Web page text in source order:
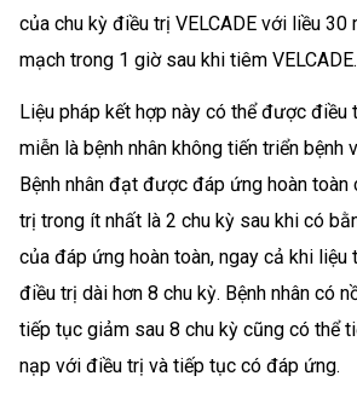
của chu kỳ điều trị VELCADE với liều
mạch trong 1 giờ sau khi tiêm VELCADE.
Liệu pháp kết hợp này có thể được điều
miễn là bệnh nhân không tiến triển bệnh
Bệnh nhân đạt được đáp ứng hoàn
trị trong ít nhất là 2 chu kỳ sau khi có
của đáp ứng hoàn toàn, ngay cả khi liệu
điều trị dài hơn 8 chu kỳ. Bệnh nhân có
tiếp tục giảm sau 8 chu kỳ cũng có thể
nạp với điều trị và tiếp tục có đáp ứng.